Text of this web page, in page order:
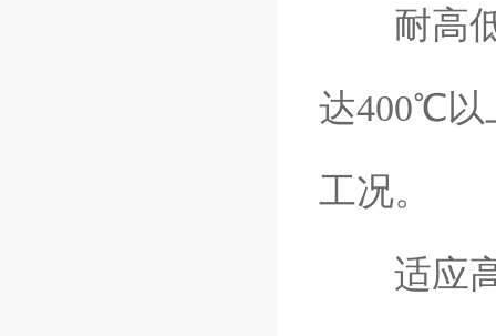
耐高低
达400℃以
工况。
适应高